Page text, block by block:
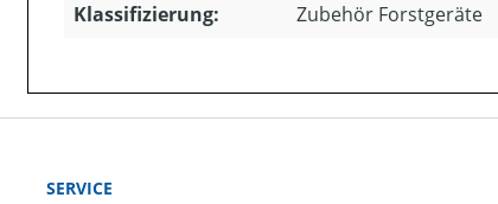
Klassifizierung: Zubehör Forstgeräte
SERVICE